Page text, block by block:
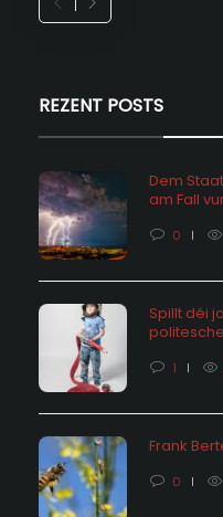
REZENT POSTS
Dem
am Fall
0
Spillt déi
1
Frank
0